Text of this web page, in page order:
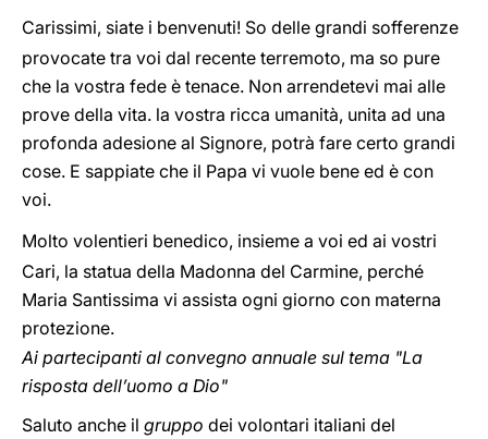
Carissimi, siate i benvenuti! So delle grandi sofferenze
provocate tra voi dal recente terremoto, ma so pure
che la vostra fede è tenace. Non arrendetevi mai alle
prove della vita. la vostra ricca umanità, unita ad una
profonda adesione al Signore, potrà fare certo grandi
cose. E sappiate che il Papa vi vuole bene ed è con
voi.
Molto volentieri benedico, insieme a voi ed ai vostri
Cari, la statua della Madonna del Carmine, perché
Maria Santissima vi assista ogni giorno con materna
protezione.
Ai partecipanti al convegno annuale sul tema "La
risposta dell’uomo a Dio"
Saluto anche il gruppo dei volontari italiani del